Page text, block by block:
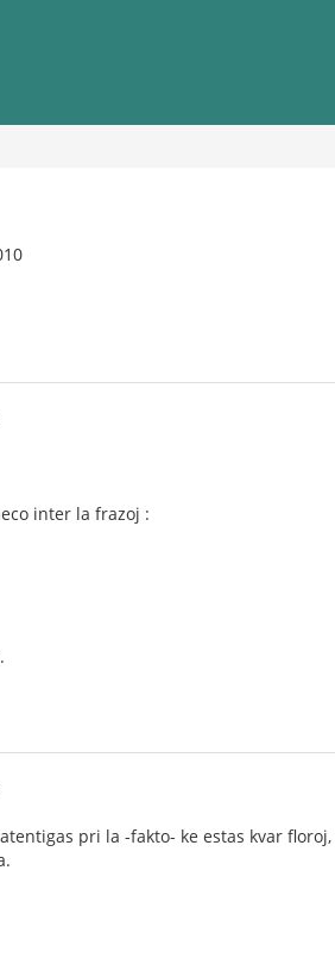
inter la frazoj :
.
pri la -fakto- ke estas kvar